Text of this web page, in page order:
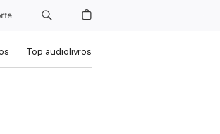
Top audiolivros